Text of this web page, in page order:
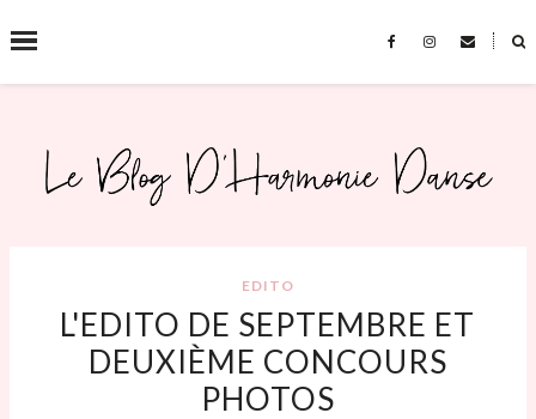
˟
SEARCH THIS BLOG
EDITO
L'EDITO DE SEPTEMBRE ET
DEUXIÈME CONCOURS
PHOTOS